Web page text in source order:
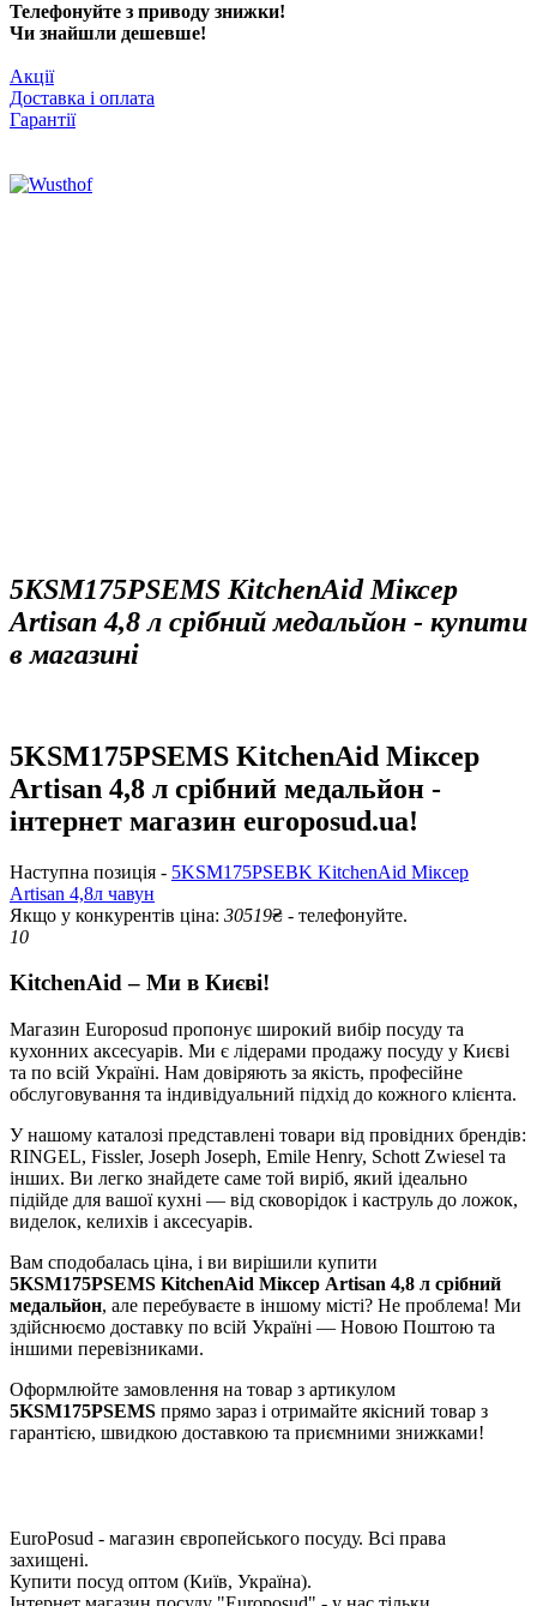
Телефонуйте з приводу знижки!
Чи знайшли дешевше!
Акції
Доставка і оплата
Гарантії
5KSM175PSEMS KitchenAid Міксер
Artisan 4,8 л срібний медальйон - купити
в магазині
5KSM175PSEMS KitchenAid Міксер
Artisan 4,8 л срібний медальйон -
інтернет магазин europosud.ua!
Наступна позиція - 5KSM175PSEBK KitchenAid Міксер
Artisan 4,8л чавун
Якщо у конкурентів ціна: 30519₴ - телефонуйте.
10
KitchenAid – Ми в Києві!
Магазин Europosud пропонує широкий вибір посуду та
кухонних аксесуарів. Ми є лідерами продажу посуду у Києві
та по всій Україні. Нам довіряють за якість, професійне
обслуговування та індивідуальний підхід до кожного клієнта.
У нашому каталозі представлені товари від провідних брендів:
RINGEL, Fissler, Joseph Joseph, Emile Henry, Schott Zwiesel та
інших. Ви легко знайдете саме той виріб, який ідеально
підійде для вашої кухні — від сковорідок і каструль до ложок,
виделок, келихів і аксесуарів.
Вам сподобалась ціна, і ви вирішили купити
5KSM175PSEMS KitchenAid Міксер Artisan 4,8 л срібний
медальйон, але перебуваєте в іншому місті? Не проблема! Ми
здійснюємо доставку по всій Україні — Новою Поштою та
іншими перевізниками.
Оформлюйте замовлення на товар з артикулом
5KSM175PSEMS прямо зараз і отримайте якісний товар з
гарантією, швидкою доставкою та приємними знижками!
EuroPosud - магазин європейського посуду. Всі права
захищені.
Купити посуд оптом (Київ, Україна).